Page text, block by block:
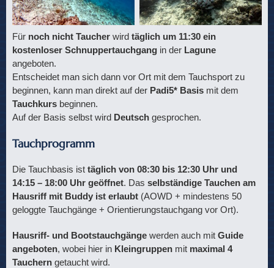
Für noch nicht Taucher wird täglich um 11:30 ein
kostenloser Schnuppertauchgang in der Lagune
angeboten.
Entscheidet man sich dann vor Ort mit dem Tauchsport zu
beginnen, kann man direkt auf der Padi5* Basis mit dem
Tauchkurs beginnen.
Auf der Basis selbst wird Deutsch gesprochen.
Tauchprogramm
Die Tauchbasis ist täglich von 08:30 bis 12:30 Uhr und
14:15 – 18:00 Uhr geöffnet. Das selbständige Tauchen am
Hausriff mit Buddy ist erlaubt (AOWD + mindestens 50
geloggte Tauchgänge + Orientierungstauchgang vor Ort).
Hausriff- und Bootstauchgänge werden auch mit Guide
angeboten, wobei hier in Kleingruppen mit maximal 4
Tauchern getaucht wird.